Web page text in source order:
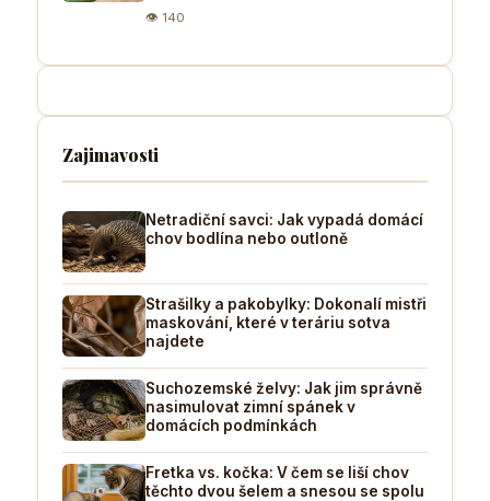
👁 140
Zajimavosti
Netradiční savci: Jak vypadá domácí
chov bodlína nebo outloně
Strašilky a pakobylky: Dokonalí mistři
maskování, které v teráriu sotva
najdete
Suchozemské želvy: Jak jim správně
nasimulovat zimní spánek v
domácích podmínkách
Fretka vs. kočka: V čem se liší chov
těchto dvou šelem a snesou se spolu